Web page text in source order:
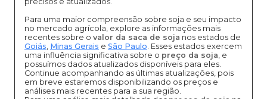
Para uma maior compreensão sobre soja e seu impacto
no mercado agrícola, explore as informações mais
recentes sobre o valor da saca de soja nos estados de
Goiás, Minas Gerais e São Paulo. Esses estados exercem
uma influência significativa sobre o preço da soja, e
possuímos dados atualizados disponíveis para eles.
Continue acompanhando as últimas atualizações, pois
em breve estaremos disponibilizando os preços e
análises mais recentes para a sua região.